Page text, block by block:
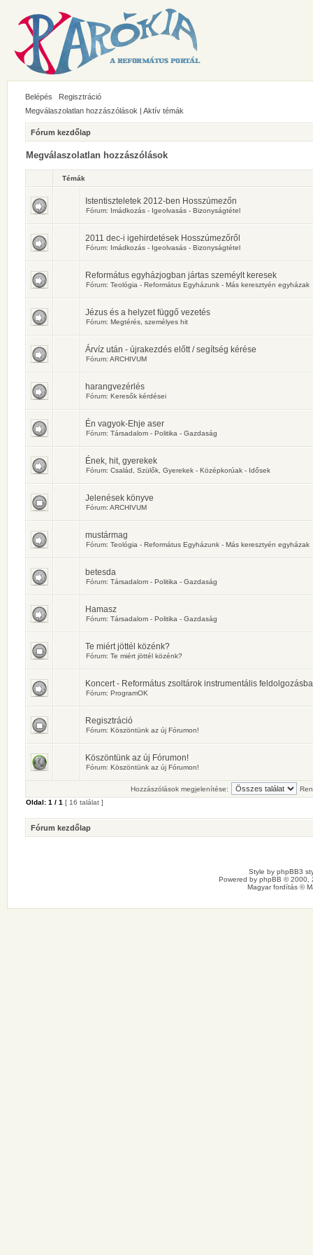
Belépés
Regisztráció
Megválaszolatlan hozzászólások | Aktív témák
Fórum kezdőlap
Megválaszolatlan hozzászólások
Témák
Istentiszteletek 2012-ben Hosszúmezőn
Fórum: Imádkozás - Igeolvasás - Bizonyságtétel
2011 dec-i igehirdetések Hosszúmezőről
Fórum: Imádkozás - Igeolvasás - Bizonyságtétel
Református egyházjogban jártas szeméylt keresek
Fórum: Teológia - Református Egyházunk - Más keresztyén egyházak
Jézus és a helyzet függő vezetés
Fórum: Megtérés, személyes hit
Árvíz után - újrakezdés előtt / segítség kérése
Fórum: ARCHIVUM
harangvezérlés
Fórum: Keresők kérdései
Én vagyok-Ehje aser
Fórum: Társadalom - Politika - Gazdaság
Ének, hit, gyerekek
Fórum: Család, Szülők, Gyerekek - Középkorúak - Idősek
Jelenések könyve
Fórum: ARCHIVUM
mustármag
Fórum: Teológia - Református Egyházunk - Más keresztyén egyházak
betesda
Fórum: Társadalom - Politika - Gazdaság
Hamasz
Fórum: Társadalom - Politika - Gazdaság
Te miért jöttél közénk?
Fórum: Te miért jöttél közénk?
Koncert - Református zsoltárok instrumentális
Fórum: ProgramOK
Regisztráció
Fórum: Köszöntünk az új Fórumon!
Köszöntünk az új Fórumon!
Fórum: Köszöntünk az új Fórumon!
Hozzászólások megjelenítése:
Oldal: 1 / 1 [ 16 találat ]
Fórum kezdőlap
Style by phpBB3
Powered by phpBB © 2000,
Magyar fordítás ©